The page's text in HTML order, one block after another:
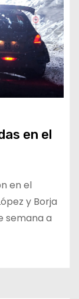
en el
en el
y Borja
semana a